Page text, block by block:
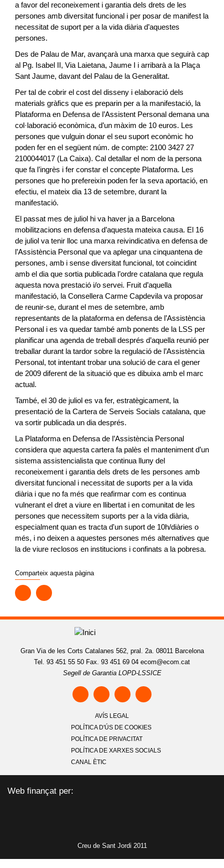
a favor del reconeixement i garantia dels drets de les
persones amb diversitat funcional i per posar de manifest la
necessitat de suport per a la vida diària d’aquestes
persones.
Des de Palau de Mar, avançarà una marxa que seguirà cap
al Pg. Isabel II, Via Laietana, Jaume I i arribarà a la Plaça
Sant Jaume, davant del Palau de la Generalitat.
Per tal de cobrir el cost del disseny i elaboració dels
materials gràfics que es preparin per a la manifestació, la
Plataforma en Defensa de l’Assistent Personal demana una
col·laboració econòmica, d’un màxim de 10 euros. Les
persones que vulguin donar el seu suport econòmic ho
poden fer en el següent núm. de compte: 2100 3427 27
2100044017 (La Caixa). Cal detallar el nom de la persona
que fa l’ingrès i fer constar el concepte Plataforma. Les
persones que ho prefereixin poden fer la seva aportació, en
efectiu, el mateix dia 13 de setembre, durant la
manifestació.
El passat mes de juliol hi va haver ja a Barcelona
mobilitzacions en defensa d’aquesta mateixa causa. El 16
de juliol va tenir lloc una marxa reivindicativa en defensa de
l’Assistència Personal que va aplegar una cinquantena de
persones, amb i sense diversitat funcional, tot coincidint
amb el dia que sortia publicada l’ordre catalana que regula
aquesta nova prestació i/o servei. Fruit d’aquella
manifestació, la Consellera Carme Capdevila va proposar
de reunir-se, durant el mes de setembre, amb
representants de la plataforma en defensa de l’Assistència
Personal i es va quedar també amb ponents de la LSS per
planificar una agenda de treball després d’aquella reunió per
treballar durant la tardor sobre la regulació de l’Assistència
Personal, tot intentant trobar una solució de cara el gener
de 2009 diferent de la situació que es dibuixa amb el marc
actual.
També, el 30 de juliol es va fer, estratègicament, la
presentació de la Cartera de Serveis Socials catalana, que
va sortir publicada un dia després.
La Plataforma en Defensa de l’Assistència Personal
considera que aquesta cartera fa palès el manteniment d’un
sistema assistencialista que continua lluny del
reconeixement i garantia dels drets de les persones amb
diversitat funcional i necessitat de suports per a la vida
diària i que no fa més que reafirmar com es continua
vulnerant el dret a viure en llibertat i en comunitat de les
persones que necessitem suports per a la vida diària,
especialment quan es tracta d'un suport de 10h/diàries o
més, i no deixen a aquestes persones més alternatives que
la de viure reclosos en institucions i confinats a la pobresa.
Comparteix aquesta pàgina
Gran Via de les Corts Catalanes 562, pral. 2a. 08011 Barcelona
Tel. 93 451 55 50 Fax. 93 451 69 04 ecom@ecom.cat
Segell de Garantia LOPD-LSSICE
AVÍS LEGAL
POLÍTICA D'ÚS DE COOKIES
POLÍTICA DE PRIVACITAT
POLÍTICA DE XARXES SOCIALS
CANAL ÈTIC
Web finançat per:
Creu de Sant Jordi 2011